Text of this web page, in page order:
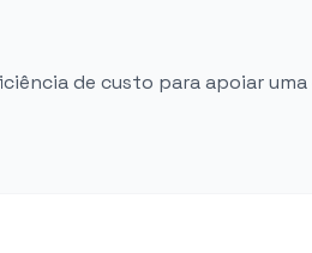
de custo para apoiar